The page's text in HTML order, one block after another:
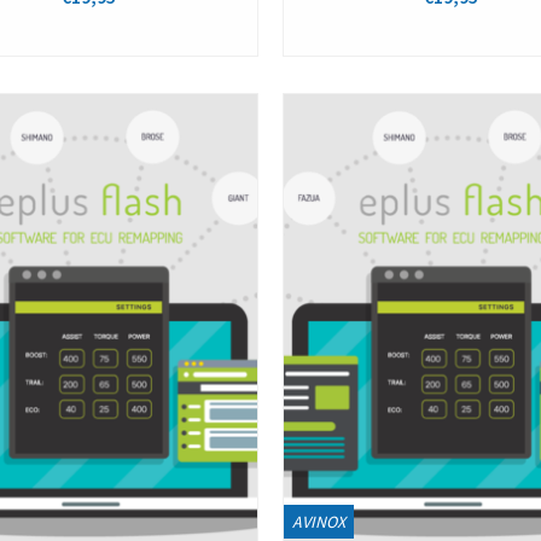
Bekijken
AVINOX
Bekijken